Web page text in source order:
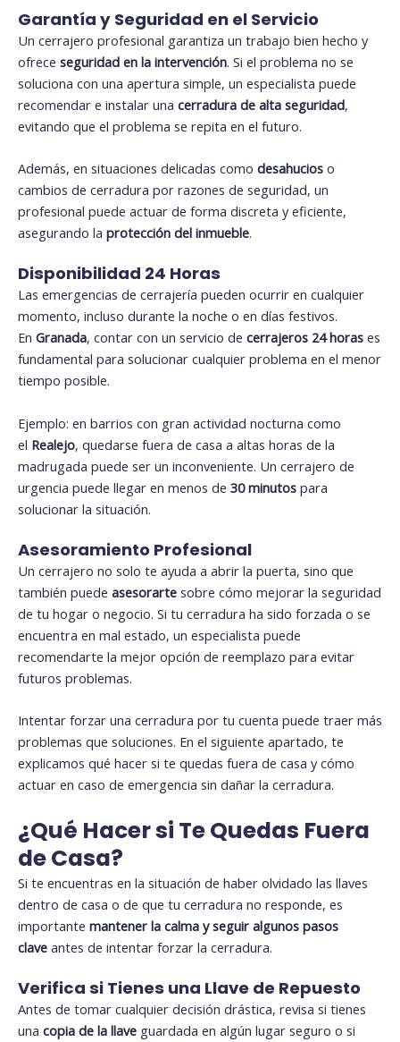
Garantía y Seguridad en el Servicio
Un cerrajero profesional garantiza un trabajo bien hecho y
ofrece seguridad en la intervención. Si el problema no se
soluciona con una apertura simple, un especialista puede
recomendar e instalar una cerradura de alta seguridad,
evitando que el problema se repita en el futuro.
Además, en situaciones delicadas como desahucios o
cambios de cerradura por razones de seguridad, un
profesional puede actuar de forma discreta y eficiente,
asegurando la protección del inmueble.
Disponibilidad 24 Horas
Las emergencias de cerrajería pueden ocurrir en cualquier
momento, incluso durante la noche o en días festivos.
En Granada, contar con un servicio de cerrajeros 24 horas es
fundamental para solucionar cualquier problema en el menor
tiempo posible.
Ejemplo: en barrios con gran actividad nocturna como
el Realejo, quedarse fuera de casa a altas horas de la
madrugada puede ser un inconveniente. Un cerrajero de
urgencia puede llegar en menos de 30 minutos para
solucionar la situación.
Asesoramiento Profesional
Un cerrajero no solo te ayuda a abrir la puerta, sino que
también puede asesorarte sobre cómo mejorar la seguridad
de tu hogar o negocio. Si tu cerradura ha sido forzada o se
encuentra en mal estado, un especialista puede
recomendarte la mejor opción de reemplazo para evitar
futuros problemas.
Intentar forzar una cerradura por tu cuenta puede traer más
problemas que soluciones. En el siguiente apartado, te
explicamos qué hacer si te quedas fuera de casa y cómo
actuar en caso de emergencia sin dañar la cerradura.
¿Qué Hacer si Te Quedas Fuera
de Casa?
Si te encuentras en la situación de haber olvidado las llaves
dentro de casa o de que tu cerradura no responde, es
importante mantener la calma y seguir algunos pasos
clave antes de intentar forzar la cerradura.
Verifica si Tienes una Llave de Repuesto
Antes de tomar cualquier decisión drástica, revisa si tienes
una copia de la llave guardada en algún lugar seguro o si